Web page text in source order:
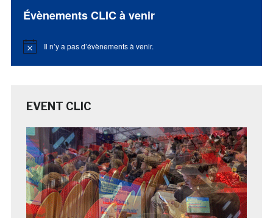
Évènements CLIC à venir
Notice Il n’y a pas d’évènements à venir.
EVENT CLIC